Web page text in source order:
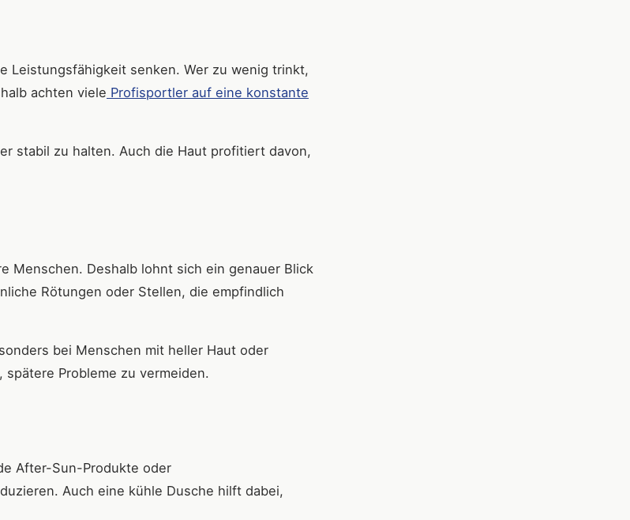
Leistungsfähigkeit senken. Wer zu wenig trinkt,
achten viele Profisportler auf eine konstante
stabil zu halten. Auch die Haut profitiert davon,
Menschen. Deshalb lohnt sich ein genauer Blick
Rötungen oder Stellen, die empfindlich
bei Menschen mit heller Haut oder
Probleme zu vermeiden.
After-Sun-Produkte oder
Auch eine kühle Dusche hilft dabei,